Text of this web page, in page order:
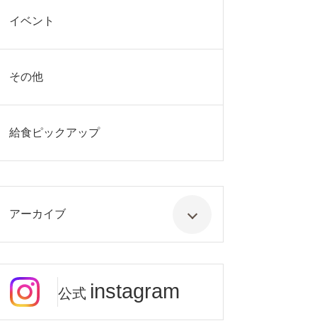
イベント
その他
給食ピックアップ
アーカイブ
公式 instagram